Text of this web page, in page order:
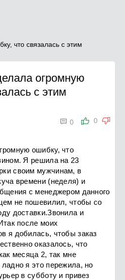
что связалась с этим
огромную
с этим
0
 0
ошибку, что
Я решила на 23
своим мужчинам, в
времени (неделя) и
с менеджером данного
не пошевилил, чтобы со
доставки.Звонила и
после моих
я добилась, чтобы заказ
оказалось, что
месяца 2, так мне
я это пережила, но
в субботу и привез